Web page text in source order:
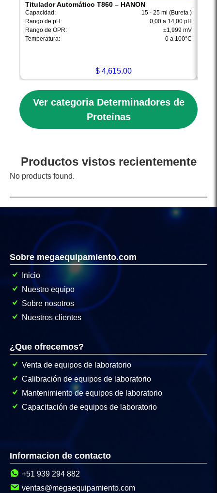
Titulador Automático T860 – HANON
Capacidad:
15 - 25 ml (Bureta )
Rango de pH:
0,00 a 14,00 pH
Rango de OPR:
±1,999 mV
Temperatura:
0 a 100°C
$4,615.00
Ver categoria Determinadores de
Proteínas
Productos vistos recientemente
No products found.
Sobre megaequipamiento.com
Inicio
Nuestro equipo
Sobre nosotros
Nuestros clientes
¿Que ofrecemos?
Venta de equipos de laboratorio
Calibración de equipos de laboratorio
Mantenimiento de equipos de laboratorio
Capacitación de equipos de laboratorio
Informacion de contacto
+51 939 294 882
ventas@megaequipamiento.com